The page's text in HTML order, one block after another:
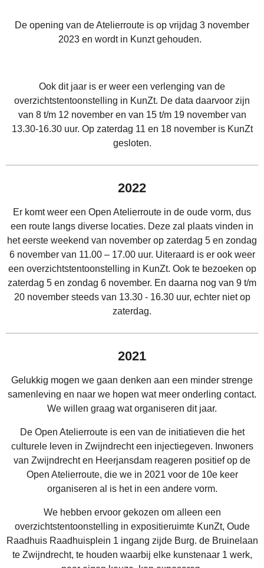
De opening van de Atelierroute is op vrijdag 3 november
2023 en wordt in Kunzt gehouden.
Ook dit jaar is er weer een verlenging van de
overzichtstentoonstelling in KunZt. De data daarvoor zijn
van 8 t/m 12 november en van 15 t/m 19 november van
13.30-16.30 uur. Op zaterdag 11 en 18 november is KunZt
gesloten.
2022
Er komt weer een Open Atelierroute in de oude vorm, dus
een route langs diverse locaties. Deze zal plaats vinden in
het eerste weekend van november op zaterdag 5 en zondag
6 november van 11.00 – 17.00 uur. Uiteraard is er ook weer
een overzichtstentoonstelling in KunZt. Ook te bezoeken op
zaterdag 5 en zondag 6 november. En daarna nog van 9 t/m
20 november steeds van 13.30 - 16.30 uur, echter niet op
zaterdag.
2021
Gelukkig mogen we gaan denken aan een minder strenge
samenleving en naar we hopen wat meer onderling contact.
We willen graag wat organiseren dit jaar.
De Open Atelierroute is een van de initiatieven die het
culturele leven in Zwijndrecht een injectiegeven. Inwoners
van Zwijndrecht en Heerjansdam reageren positief op de
Open Atelierroute, die we in 2021 voor de 10e keer
organiseren al is het in een andere vorm.
We hebben ervoor gekozen om alleen een
overzichtstentoonstelling in expositieruimte KunZt, Oude
Raadhuis Raadhuisplein 1 ingang zijde Burg. de Bruinelaan
te Zwijndrecht, te houden waarbij elke kunstenaar 1 werk,